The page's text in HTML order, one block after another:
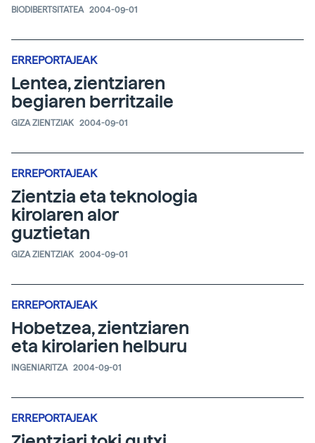
BIODIBERTSITATEA 2004-09-01
ERREPORTAJEAK
Lentea, zientziaren
begiaren berritzaile
GIZA ZIENTZIAK 2004-09-01
ERREPORTAJEAK
Zientzia eta teknologia
kirolaren alor
guztietan
GIZA ZIENTZIAK 2004-09-01
ERREPORTAJEAK
Hobetzea, zientziaren
eta kirolarien helburu
INGENIARITZA 2004-09-01
ERREPORTAJEAK